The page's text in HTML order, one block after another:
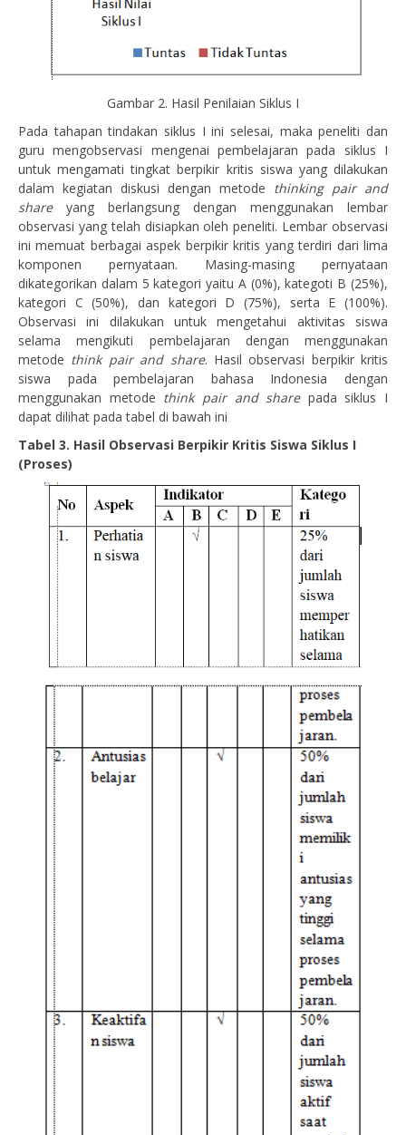
Gambar 2. Hasil Penilaian Siklus I
Pada tahapan tindakan siklus I ini selesai, maka peneliti dan
guru mengobservasi mengenai pembelajaran pada siklus I
untuk mengamati tingkat berpikir kritis siswa yang dilakukan
dalam kegiatan diskusi dengan metode thinking pair and
shareyang berlangsung dengan menggunakan lembar
observasi yang telah disiapkan oleh peneliti. Lembar observasi
ini memuat berbagai aspek berpikir kritis yang terdiri dari lima
komponen pernyataan. Masing-masing pernyataan
dikategorikan dalam 5 kategori yaitu A (0%), kategoti B (25%),
kategori C (50%), dan kategori D (75%), serta E (100%).
Observasi ini dilakukan untuk mengetahui aktivitas siswa
selama mengikuti pembelajaran dengan menggunakan
metode think pair and share. Hasil observasi berpikir kritis
siswa pada pembelajaran bahasa Indonesia dengan
menggunakan metode think pair and sharepada siklus I
dapat dilihat pada tabel di bawah ini
Tabel 3. Hasil Observasi Berpikir Kritis Siswa Siklus I
(Proses)